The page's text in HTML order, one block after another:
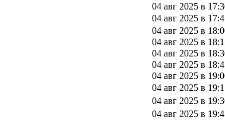
04 авг 2025 в
04 авг 2025 в
04 авг 2025 в
04 авг 2025 в
04 авг 2025 в
04 авг 2025 в
04 авг 2025 в
04 авг 2025 в
04 авг 2025 в
04 авг 2025 в